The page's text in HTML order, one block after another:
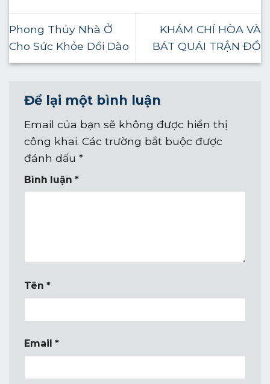
Phong Thủy Nhà Ở
Cho Sức Khỏe Dồi Dào
KHÁM CHÍ HÒA VÀ
BÁT QUÁI TRẬN ĐỒ
Để lại một bình luận
Email của bạn sẽ không được hiển thị
công khai. Các trường bắt buộc được
đánh dấu *
Bình luận *
Tên *
Email *